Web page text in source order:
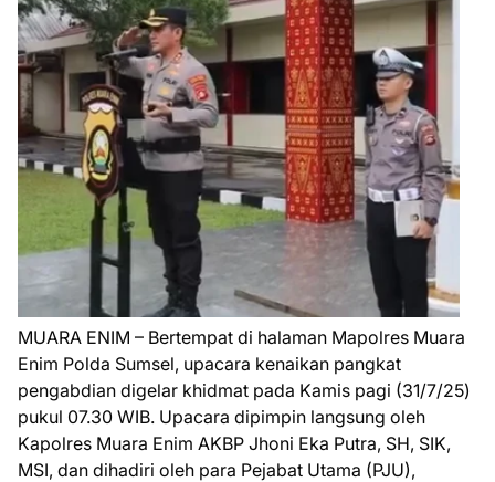
MUARA ENIM – Bertempat di halaman Mapolres Muara
Enim Polda Sumsel, upacara kenaikan pangkat
pengabdian digelar khidmat pada Kamis pagi (31/7/25)
pukul 07.30 WIB. Upacara dipimpin langsung oleh
Kapolres Muara Enim AKBP Jhoni Eka Putra, SH, SIK,
MSI, dan dihadiri oleh para Pejabat Utama (PJU),